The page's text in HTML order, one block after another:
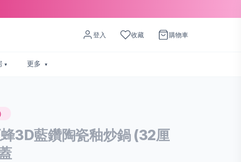
登入 收藏 購物車
更多
3D藍鑽陶瓷釉炒鍋 (32厘